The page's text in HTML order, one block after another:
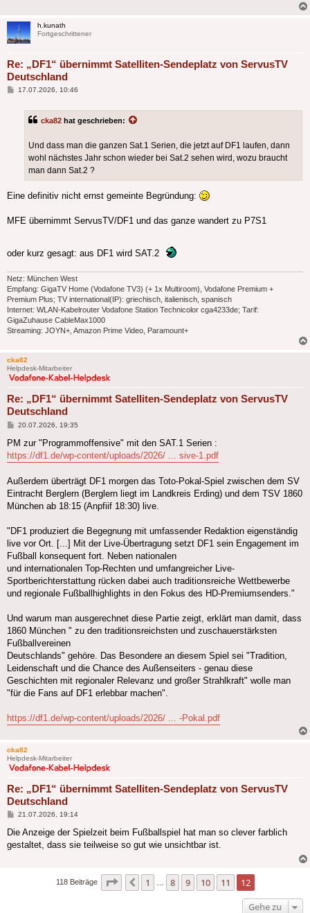
h.kunath
Fortgeschrittener
Re: „DF1“ übernimmt Satelliten-Sendeplatz von ServusTV
Deutschland
Beitrag
17.07.2026, 10:46
cka82 hat geschrieben:
Und dass man die ganzen Sat.1 Serien, die jetzt auf DF1 laufen, dann
wohl nächstes Jahr schon wieder bei Sat.2 sehen wird, wozu braucht
man dann Sat.2 ?
Eine definitiv nicht ernst gemeinte Begründung:
MFE übernimmt ServusTV/DF1 und das ganze wandert zu P7S1
oder kurz gesagt: aus DF1 wird SAT.2
Netz: München West
Empfang: GigaTV Home (Vodafone TV3) (+ 1x Multiroom), Vodafone Premium +
Premium Plus; TV international(IP): griechisch, italienisch, spanisch
Internet: WLAN-Kabelrouter Vodafone Station Technicolor cga4233de; Tarif:
GigaZuhause CableMax1000
Streaming: JOYN+, Amazon Prime Video, Paramount+
cka82
Helpdesk-Mitarbeiter
Re: „DF1“ übernimmt Satelliten-Sendeplatz von ServusTV
Deutschland
Beitrag
20.07.2026, 19:35
PM zur "Programmoffensive" mit den SAT.1 Serien :
https://df1.de/wp-content/uploads/2026/ ... sive-1.pdf
Außerdem überträgt DF1 morgen das Toto-Pokal-Spiel zwischen dem SV
Eintracht Berglern (Berglern liegt im Landkreis Erding) und dem TSV 1860
München ab 18:15 (Anpfiif 18:30) live.
"DF1 produziert die Begegnung mit umfassender Redaktion eigenständig
live vor Ort. [...] Mit der Live-Übertragung setzt DF1 sein Engagement im
Fußball konsequent fort. Neben nationalen
und internationalen Top-Rechten und umfangreicher Live-
Sportberichterstattung rücken dabei auch traditionsreiche Wettbewerbe
und regionale Fußballhighlights in den Fokus des HD-Premiumsenders."
Und warum man ausgerechnet diese Partie zeigt, erklärt man damit, dass
1860 München " zu den traditionsreichsten und zuschauerstärksten
Fußballvereinen
Deutschlands" gehöre. Das Besondere an diesem Spiel sei "Tradition,
Leidenschaft und die Chance des Außenseiters - genau diese
Geschichten mit regionaler Relevanz und großer Strahlkraft" wolle man
"für die Fans auf DF1 erlebbar machen".
https://df1.de/wp-content/uploads/2026/ ... -Pokal.pdf
cka82
Helpdesk-Mitarbeiter
Re: „DF1“ übernimmt Satelliten-Sendeplatz von ServusTV
Deutschland
Beitrag
21.07.2026, 19:14
Die Anzeige der Spielzeit beim Fußballspiel hat man so clever farblich
gestaltet, dass sie teilweise so gut wie unsichtbar ist.
118 Beiträge Seite 12 von12
Vorherige
1 8 9 10 11
12
Gehe zu